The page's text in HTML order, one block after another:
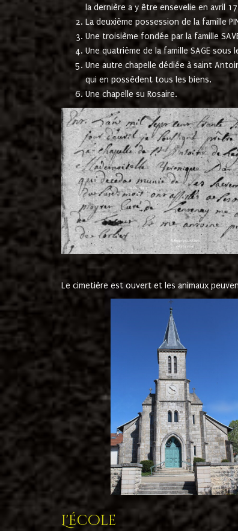
la dernière a y être ensevelie en avril
La deuxième possession de la famille
Une troisième fondée par la famille
Une quatrième de la famille SAGE
Une autre chapelle dédiée à saint
qui en possèdent tous les biens.
Une chapelle su Rosaire.
Le cimetière est ouvert et les animaux
L'école